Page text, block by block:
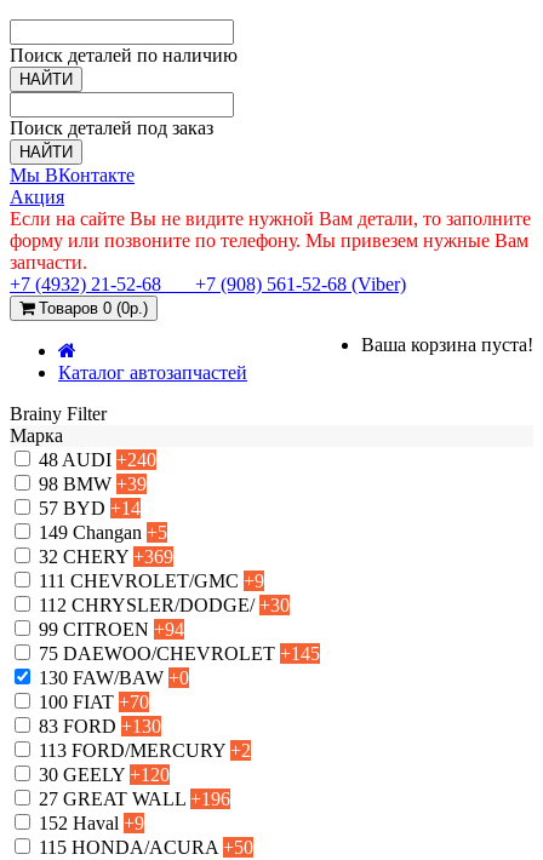
Поиск деталей по наличию
НАЙТИ
Поиск деталей под заказ
НАЙТИ
Мы ВКонтакте
Акция
Если на сайте Вы не видите нужной Вам детали, то заполните
форму или позвоните по телефону. Мы привезем нужные Вам
запчасти.
+7 (4932) 21-52-68
+7 (908) 561-52-68 (Viber)
Товаров 0 (0р.)
Ваша корзина пуста!
Каталог автозапчастей
Brainy Filter
Марка
48 AUDI +240
98 BMW +39
57 BYD +14
149 Changan +5
32 CHERY +369
111 CHEVROLET/GMC +9
112 CHRYSLER/DODGE/+30
99 CITROEN +94
75 DAEWOO/CHEVROLET +145
130 FAW/BAW +0
100 FIAT +70
83 FORD +130
113 FORD/MERCURY +2
30 GEELY +120
27 GREAT WALL +196
152 Haval +9
115 HONDA/ACURA +50